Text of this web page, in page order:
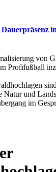
von
Profifußball
und
im